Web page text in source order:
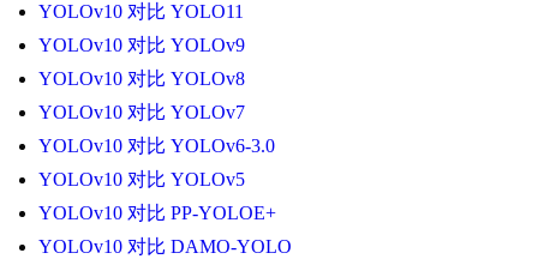
YOLOv10 对比 YOLO11
YOLOv10 对比 YOLOv9
YOLOv10 对比 YOLOv8
YOLOv10 对比 YOLOv7
YOLOv10 对比 YOLOv6-3.0
YOLOv10 对比 YOLOv5
YOLOv10 对比 PP-YOLOE+
YOLOv10 对比 DAMO-YOLO